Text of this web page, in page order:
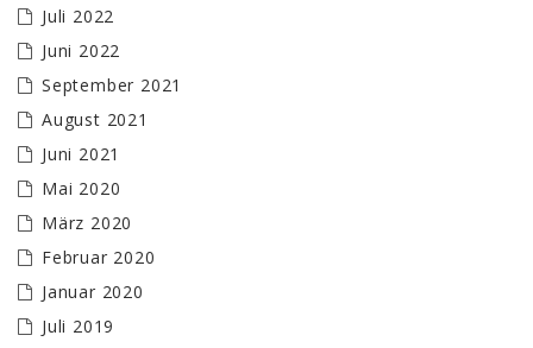
Juli 2022
Juni 2022
September 2021
August 2021
Juni 2021
Mai 2020
März 2020
Februar 2020
Januar 2020
Juli 2019